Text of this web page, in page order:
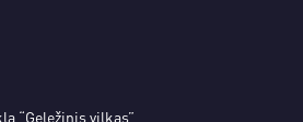
“Geležinis vilkas”